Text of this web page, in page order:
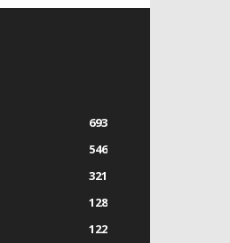
693
546
321
128
122